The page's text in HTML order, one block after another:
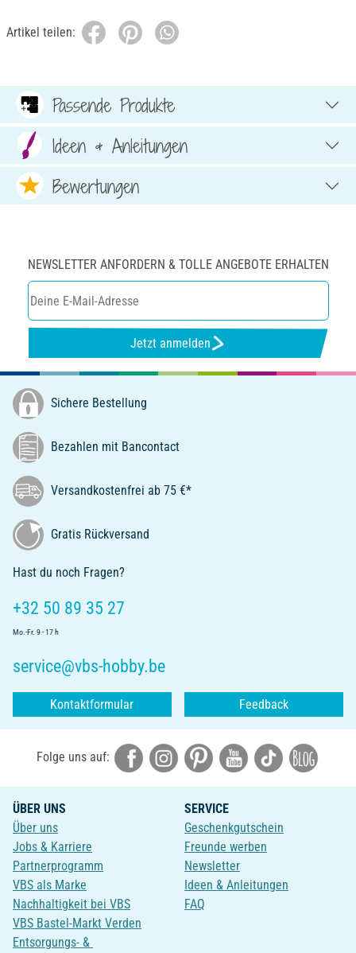
Artikel teilen:
Passende Produkte
Ideen & Anleitungen
Bewertungen
NEWSLETTER ANFORDERN & TOLLE ANGEBOTE ERHALTEN
Jetzt anmelden
Sichere Bestellung
Bezahlen mit Bancontact
Versandkostenfrei ab 75 €*
Gratis Rückversand
Hast du noch Fragen?
+32 50 89 35 27
Mo.-Fr. 9 - 17 h
service@vbs-hobby.be
Kontaktformular Feedback
Folge uns auf:
ÜBER UNS
Über uns
Jobs & Karriere
Partnerprogramm
VBS als Marke
Nachhaltigkeit bei VBS
VBS Bastel-Markt Verden
Entsorgungs- &
SERVICE
Geschenkgutschein
Freunde werben
Newsletter
Ideen & Anleitungen
FAQ